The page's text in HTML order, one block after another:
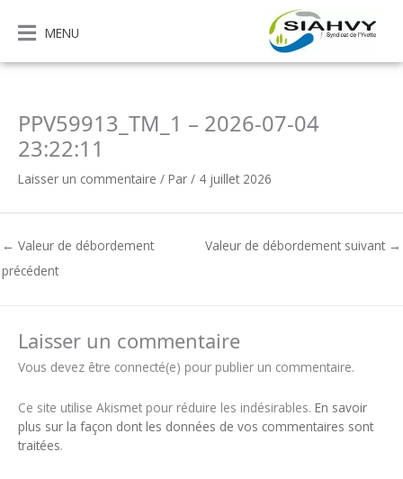
contenu
MENU
PPV59913_TM_1 – 2026-07-04
23:22:11
Laisser un commentaire / Par / 4 juillet 2026
← Valeur de débordement
précédent
Valeur de débordement suivant →
Laisser un commentaire
Vous devez être connecté(e) pour publier un commentaire.
Ce site utilise Akismet pour réduire les indésirables. En savoir
plus sur la façon dont les données de vos commentaires sont
traitées.